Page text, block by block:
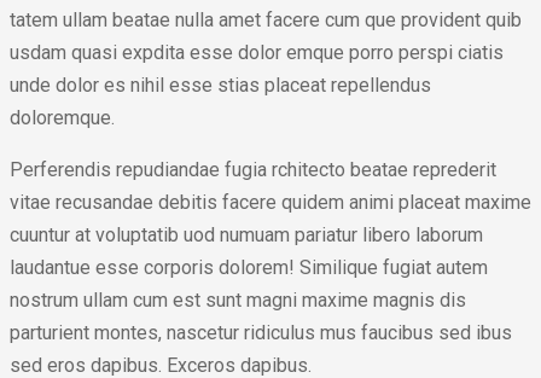
tatem ullam beatae nulla amet facere cum que provident quib
usdam quasi expdita esse dolor emque porro perspi ciatis
unde dolor es nihil esse stias placeat repellendus
doloremque.
Perferendis repudiandae fugia rchitecto beatae reprederit
vitae recusandae debitis facere quidem animi placeat maxime
cuuntur at voluptatib uod numuam pariatur libero laborum
laudantue esse corporis dolorem! Similique fugiat autem
nostrum ullam cum est sunt magni maxime magnis dis
parturient montes, nascetur ridiculus mus faucibus sed ibus
sed eros dapibus. Exceros dapibus.